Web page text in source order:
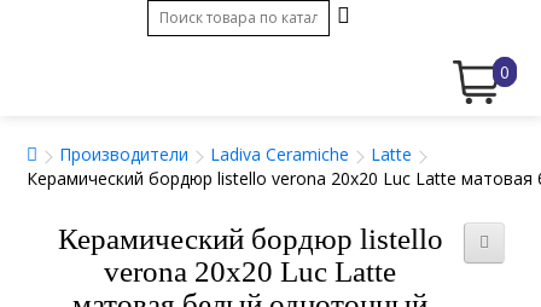
0
Производители Ladiva Сeramiche
Latte
Керамический бордюр listello verona 20x20 Luc Latte
Керамический бордюр listello
verona 20x20 Luc Latte